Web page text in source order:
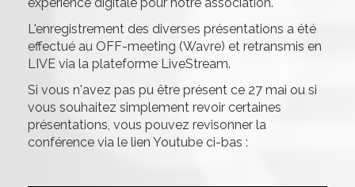
L'enregistrement des diverses présentations a été
effectué au OFF-meeting (Wavre) et retransmis en
LIVE via la plateforme LiveStream.
Si vous n'avez pas pu être présent ce 27 mai ou si
vous souhaitez simplement revoir certaines
présentations, vous pouvez revisonner la
conférence via le lien Youtube ci-bas :